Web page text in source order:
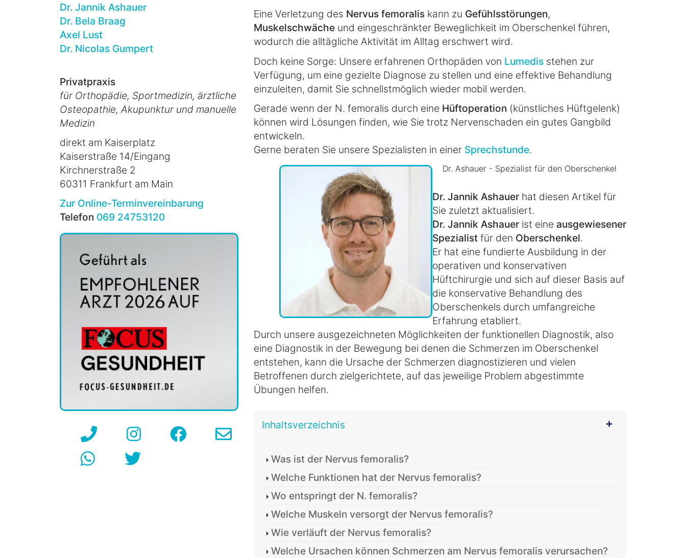
Dr. Jannik Ashauer
Dr. Bela Braag
Axel Lust
Dr. Nicolas Gumpert
Privatpraxis
für Orthopädie, Sportmedizin, ärztliche
Osteopathie, Akupunktur und manuelle
Medizin
direkt am Kaiserplatz
Kaiserstraße 14/Eingang
Kirchnerstraße 2
60311 Frankfurt am Main
Zur Online-Terminvereinbarung
Telefon 069 24753120
Eine Verletzung des Nervus femoralis kann zu Gefühlsstörungen,
Muskelschwäche und eingeschränkter Beweglichkeit im Oberschenkel führen,
wodurch die alltägliche Aktivität im Alltag erschwert wird.
Doch keine Sorge: Unsere erfahrenen Orthopäden von Lumedis stehen zur
Verfügung, um eine gezielte Diagnose zu stellen und eine effektive Behandlung
einzuleiten, damit Sie schnellstmöglich wieder mobil werden.
Gerade wenn der N. femoralis durch eine Hüftoperation (künstliches Hüftgelenk)
können wird Lösungen finden, wie Sie trotz Nervenschaden ein gutes Gangbild
entwickeln.
Gerne beraten Sie unsere Spezialisten in einer Sprechstunde.
Dr. Ashauer - Spezialist für den Oberschenkel
Dr. Jannik Ashauer hat diesen Artikel für
Sie zuletzt aktualisiert.
Dr. Jannik Ashauer ist eine ausgewiesener
Spezialist für den Oberschenkel.
Er hat eine fundierte Ausbildung in der
operativen und konservativen
Hüftchirurgie und sich auf dieser Basis auf
die konservative Behandlung des
Oberschenkels durch umfangreiche
Erfahrung etabliert.
Durch unsere ausgezeichneten Möglichkeiten der funktionellen Diagnostik, also
eine Diagnostik in der Bewegung bei denen die Schmerzen im Oberschenkel
entstehen, kann die Ursache der Schmerzen diagnostizieren und vielen
Betroffenen durch zielgerichtete, auf das jeweilige Problem abgestimmte
Übungen helfen.
Inhaltsverzeichnis
Was ist der Nervus femoralis?
Welche Funktionen hat der Nervus femoralis?
Wo entspringt der N. femoralis?
Welche Muskeln versorgt der Nervus femoralis?
Wie verläuft der Nervus femoralis?
Welche Ursachen können Schmerzen am Nervus femoralis verursachen?